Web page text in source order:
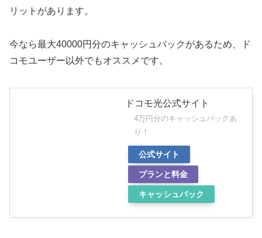
リットがあります。
今なら最大40000円分のキャッシュバックがあるため、ド
コモユーザー以外でもオススメです。
ドコモ光公式サイト
4万円分のキャッシュバックあ
り！
公式サイト
プランと料金
キャッシュバック